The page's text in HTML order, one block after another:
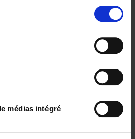
médias intégré
in the Transformation